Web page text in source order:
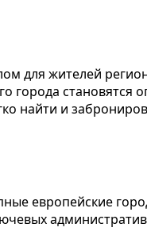
для жителей
города
найти и
европейские